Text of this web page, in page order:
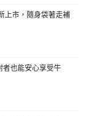
上市，隨身袋著走補
者也能安心享受牛